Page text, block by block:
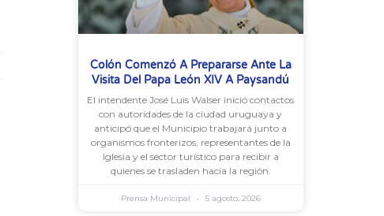
Colón Comenzó A Prepararse Ante La
Visita Del Papa León XIV A Paysandú
El intendente José Luis Walser inició contactos
con autoridades de la ciudad uruguaya y
anticipó que el Municipio trabajará junto a
organismos fronterizos, representantes de la
Iglesia y el sector turístico para recibir a
quienes se trasladen hacia la región.
Prensa Municipal 5 agosto, 2026